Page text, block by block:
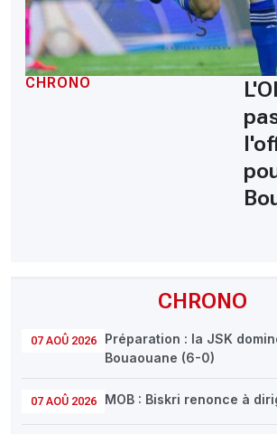
CHRONO
07 AOÛ 2026
Préparation : la JSK
Bouaouane (6-0)
07 AOÛ 2026 MOB : Biskri renonce à
CHRONO